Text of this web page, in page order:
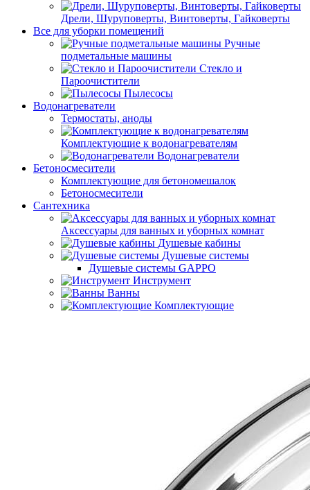
Дрели, Шуруповерты, Винтоверты, Гайковерты
Все для уборки помещений
Ручные
подметальные машины
Стекло и
Пароочистители
Пылесосы
Водонагреватели
Термостаты, аноды
Комплектующие к водонагревателям
Водонагреватели
Бетоносмесители
Комплектующие для бетономешалок
Бетоносмесители
Сантехника
Аксессуары для ванных и уборных комнат
Душевые кабины
Душевые системы
Душевые системы GAPPO
Инструмент
Ванны
Комплектующие